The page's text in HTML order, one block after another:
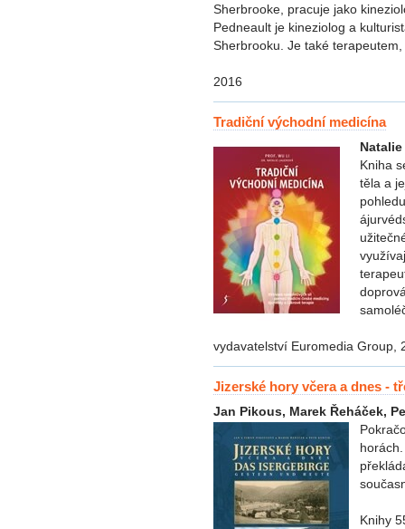
Sherbrooke, pracuje jako
Pedneault je kineziolog a
Sherbrooku. Je také
2016
Tradiční východní medicína
Kniha
těla a
vydavatelství Euromedia Group,
Jizerské hory včera a dnes -
Jan Pikous, Marek Řeháček,
Knihy